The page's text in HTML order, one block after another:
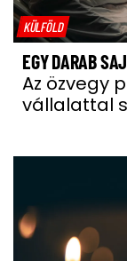
KÜLFÖLD
EGY DARAB
Az özvegy
vállalattal